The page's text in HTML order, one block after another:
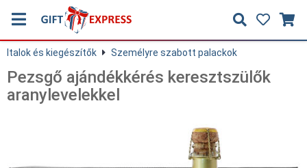
Italok és kiegészítők Személyre szabott palackok
Pezsgő ajándékkérés keresztszülők
aranylevelekkel